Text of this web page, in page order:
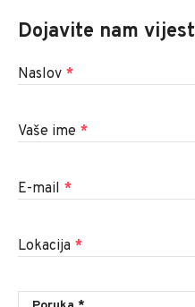
Dojavite nam vijest
Naslov *
Vaše ime *
E-mail *
Lokacija *